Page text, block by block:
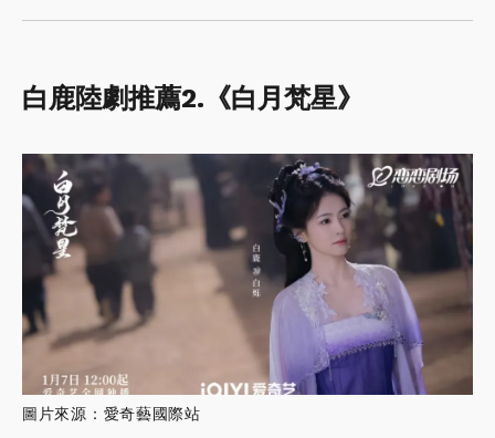
白鹿陸劇推薦2.《白月梵星》
圖片來源：愛奇藝國際站